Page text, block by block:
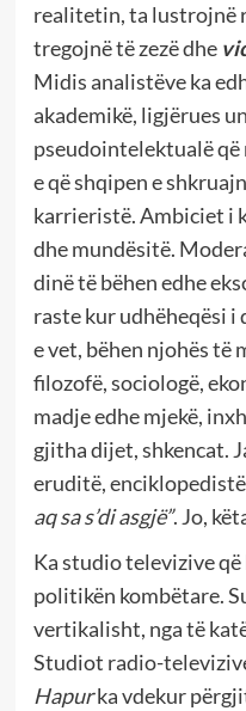
realitetin, ta lustrojnë
tregojnë të zezë dhe
Midis analistëve ka
akademikë, ligjërues
pseudointelektualë që
e që shqipen e
karrieristë. Ambiciet i
dhe mundësitë.
dinë të bëhen edhe
raste kur udhëheqësi
e vet, bëhen njohës të
filozofë, sociologë,
madje edhe mjekë,
gjitha dijet, shkencat.
eruditë,
aq sa s’di asgjë”. Jo,
Ka studio televizive
politikën kombëtare.
vertikalisht, nga të
Studiot radio-
Hapurka vdekur